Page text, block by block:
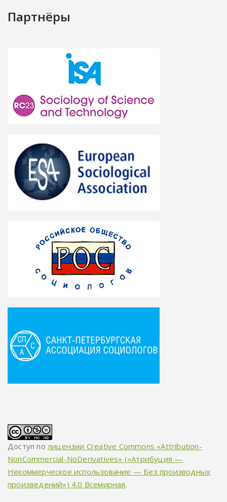
Партнёры
Доступ полицензии Creative Commons «Attribution-
NonCommercial-NoDerivatives» («Атрибуция —
Некоммерческое использование — Без производных
произведений») 4.0 Всемирная.